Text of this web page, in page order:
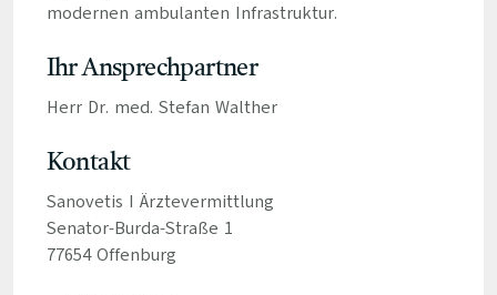
modernen ambulanten Infrastruktur.
Ihr Ansprechpartner
Herr Dr. med. Stefan Walther
Kontakt
Sanovetis I Ärztevermittlung
Senator-Burda-Straße 1
77654 Offenburg